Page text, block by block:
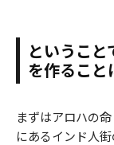
というこ
を作ること
まずはアロハの
にあるインド人